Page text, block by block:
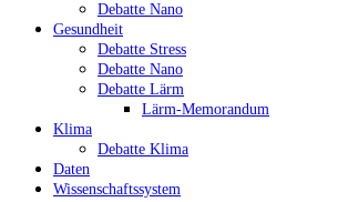
Debatte Nano
Gesundheit
Debatte Stress
Debatte Nano
Debatte Lärm
Lärm-Memorandum
Klima
Debatte Klima
Daten
Wissenschaftssystem